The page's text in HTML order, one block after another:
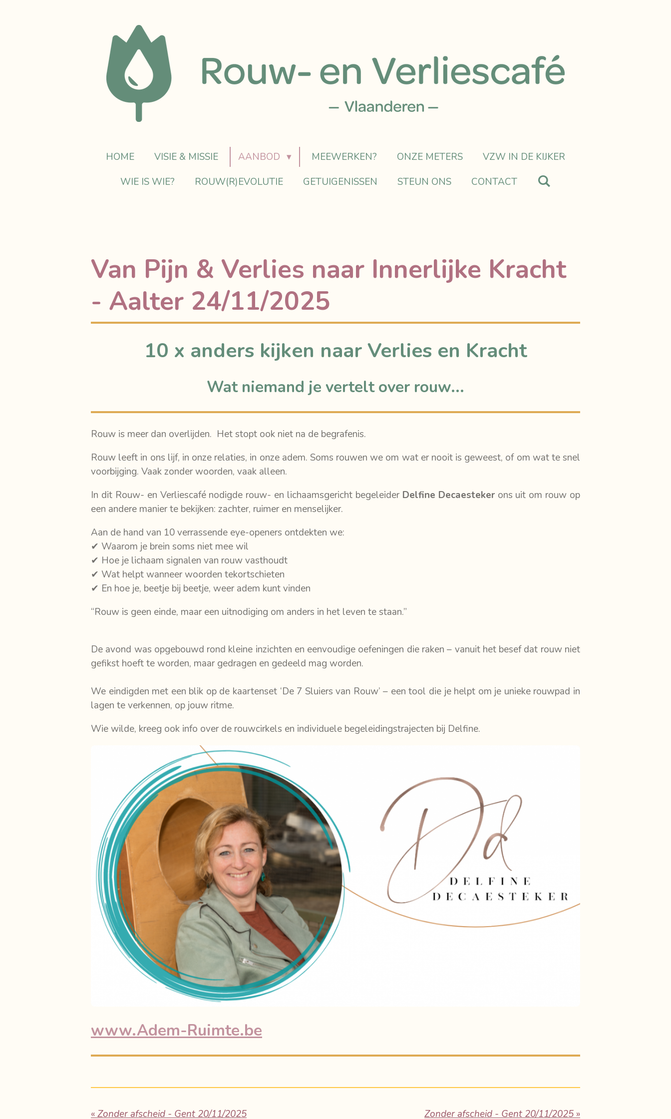
HOME VISIE & MISSIE AANBOD MEEWERKEN? ONZE METERS
VZW IN DE KIJKER
WIE IS WIE?
ROUW(R)EVOLUTIE GETUIGENISSEN STEUN ONS CONTACT
Van Pijn & Verlies naar Innerlijke Kracht
- Aalter 24/11/2025
10 x anders kijken naar Verlies en Kracht
Wat niemand je vertelt over rouw...
Rouw is meer dan overlijden. Het stopt ook niet na de begrafenis.
Rouw leeft in ons lijf, in onze relaties, in onze adem. Soms rouwen we om wat er nooit is geweest, of om wat te snel
voorbijging. Vaak zonder woorden, vaak alleen.
In dit Rouw- en Verliescafé nodigde rouw- en lichaamsgericht begeleider Delfine Decaesteker ons uit om rouw op
een andere manier te bekijken: zachter, ruimer en menselijker.
Aan de hand van 10 verrassende eye-openers ontdekten we:
✔ Waarom je brein soms niet mee wil
✔ Hoe je lichaam signalen van rouw vasthoudt
✔ Wat helpt wanneer woorden tekortschieten
✔ En hoe je, beetje bij beetje, weer adem kunt vinden
“Rouw is geen einde, maar een uitnodiging om anders in het leven te staan.”
De avond was opgebouwd rond kleine inzichten en eenvoudige oefeningen die raken – vanuit het besef dat rouw niet
gefikst hoeft te worden, maar gedragen en gedeeld mag worden.
We eindigden met een blik op de kaartenset ‘De 7 Sluiers van Rouw’ – een tool die je helpt om je unieke rouwpad in
lagen te verkennen, op jouw ritme.
Wie wilde, kreeg ook info over de rouwcirkels en individuele begeleidingstrajecten bij Delfine.
www.Adem-Ruimte.be
«Zonder afscheid - Gent 20/11/2025 Zonder afscheid - Gent 20/11/2025»